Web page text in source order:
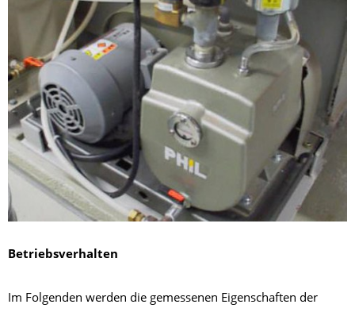
Betriebsverhalten
Im Folgenden werden die gemessenen Eigenschaften der